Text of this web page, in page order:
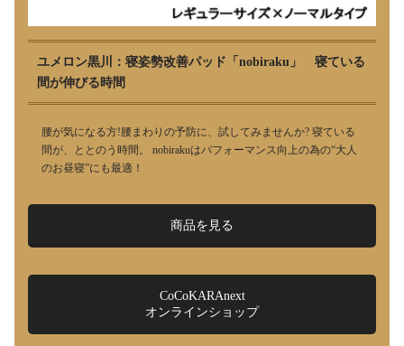
ユメロン黒川：寝姿勢改善パッド「nobiraku」 寝ている
間が伸びる時間
腰が気になる方!腰まわりの予防に、試してみませんか? 寝ている
間が、ととのう時間。 nobirakuはパフォーマンス向上の為の“大人
のお昼寝”にも最適！
商品を見る
CoCoKARAnext
オンラインショップ